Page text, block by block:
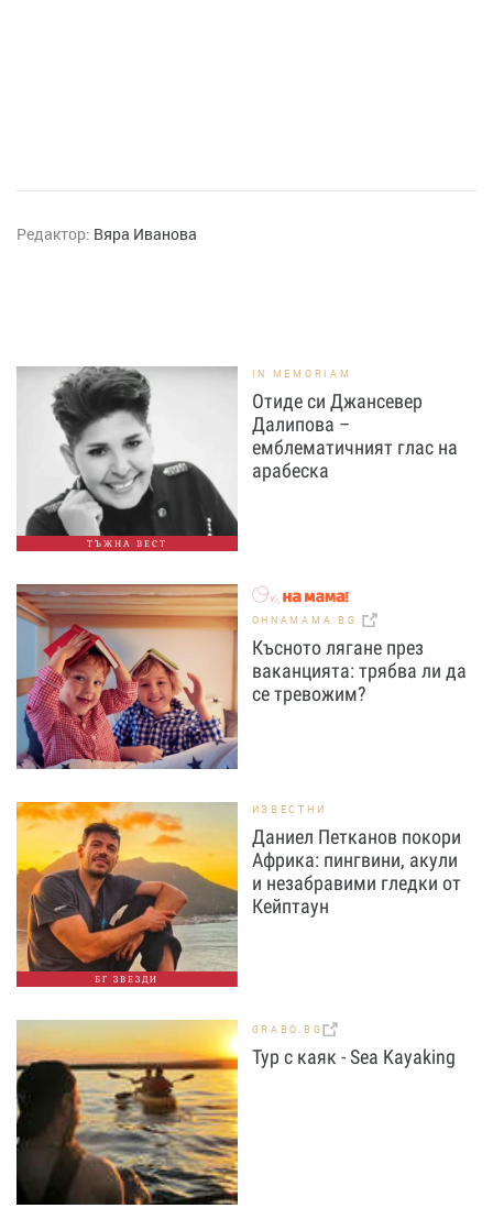
Редактор: Вяра Иванова
ТЪЖНА ВЕСТ
IN MEMORIAM
Отиде си Джансевер
Далипова –
емблематичният глас на
арабеска
OHNAMAMA.BG
Късното лягане през
ваканцията: трябва ли да
се тревожим?
БГ ЗВЕЗДИ
ИЗВЕСТНИ
Даниел Петканов покори
Африка: пингвини, акули
и незабравими гледки от
Кейптаун
GRABO.BG
Тур с каяк - Sea Kayaking